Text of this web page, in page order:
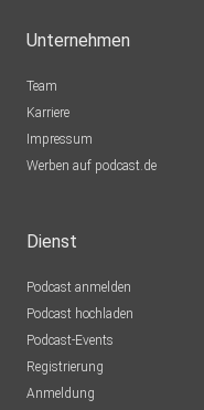
Unternehmen
Team
Karriere
Impressum
Werben auf podcast.de
Dienst
Podcast anmelden
Podcast hochladen
Podcast-Events
Registrierung
Anmeldung